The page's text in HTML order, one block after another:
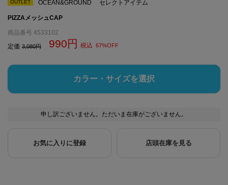
OUTLET OCEAN&GROUND セレクトアイテム
PIZZAメッシュCAP
商品番号 4533102
定価 3,080 990 税込 67%OFF
カラー・サイズを選択
申し訳ございません。ただいま在庫がございません。
お気に入りに登録 店頭在庫を見る